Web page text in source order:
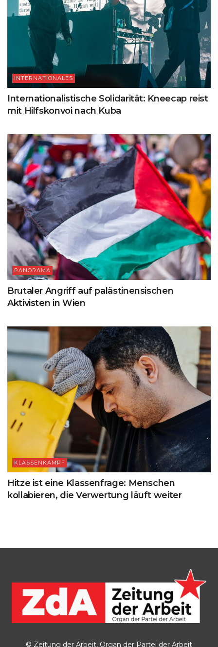
INTERNATIONALES
Internationalistische Solidarität: Kneecap reist
mit Hilfskonvoi nach Kuba
PANORAMA
Brutaler Angriff auf palästinensischen
Aktivisten in Wien
KLASSENKAMPF
Hitze ist eine Klassenfrage: Menschen
kollabieren, die Verwertung läuft weiter
© Zeitung der Arbeit, Organ der Partei der Arbeit